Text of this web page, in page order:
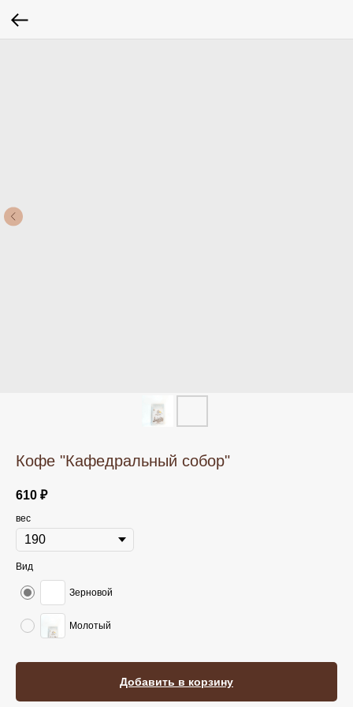
Кофе "Кафедральный собор"
610 ₽
вес
Вид
Зерновой
Молотый
Добавить в корзину